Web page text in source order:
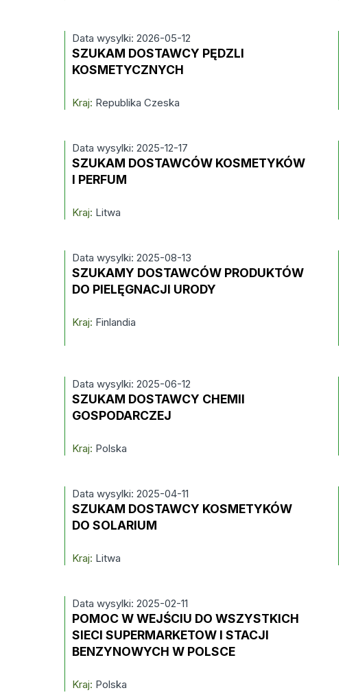
Data wysylki: 2026-05-12
SZUKAM DOSTAWCY PĘDZLI
KOSMETYCZNYCH
Kraj: Republika Czeska
Data wysylki: 2025-12-17
SZUKAM DOSTAWCÓW KOSMETYKÓW
I PERFUM
Kraj: Litwa
Data wysylki: 2025-08-13
SZUKAMY DOSTAWCÓW PRODUKTÓW
DO PIELĘGNACJI URODY
Kraj: Finlandia
Data wysylki: 2025-06-12
SZUKAM DOSTAWCY CHEMII
GOSPODARCZEJ
Kraj: Polska
Data wysylki: 2025-04-11
SZUKAM DOSTAWCY KOSMETYKÓW
DO SOLARIUM
Kraj: Litwa
Data wysylki: 2025-02-11
POMOC W WEJŚCIU DO WSZYSTKICH
SIECI SUPERMARKETOW I STACJI
BENZYNOWYCH W POLSCE
Kraj: Polska